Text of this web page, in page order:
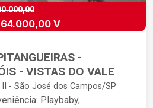
V
-
- VISTAS DO VALE
- São José dos Campos/SP
Playbaby,